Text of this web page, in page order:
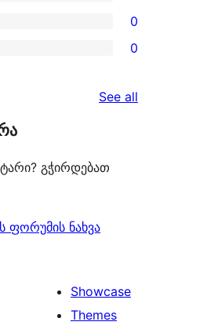
0
0
See all
გჭირდებათ
ფორუმის ნახვა
Showcase
Themes